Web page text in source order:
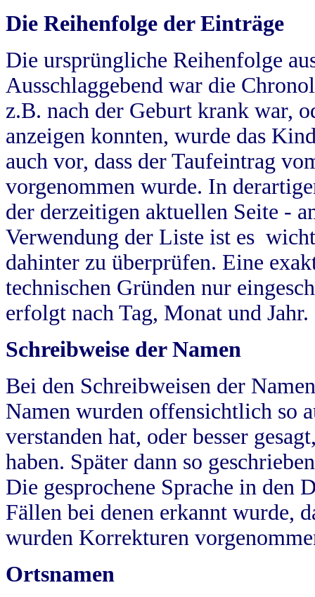
Die Reihenfolge der Einträge
Die ursprüngliche Reihenfolge
Ausschlaggebend war die
z.B. nach der Geburt krank war,
anzeigen konnten, wurde das
auch vor, dass der Taufeintrag
vorgenommen wurde. In
der derzeitigen aktuellen Seite -
Verwendung der Liste ist es
dahinter zu überprüfen. Eine
technischen Gründen nur
erfolgt nach Tag, Monat und Jahr.
Schreibweise der Namen
Bei den Schreibweisen der
Namen wurden offensichtlich so
verstanden hat, oder besser
haben. Später dann so
Die gesprochene Sprache in
Fällen bei denen erkannt wurde,
wurden Korrekturen
Ortsnamen